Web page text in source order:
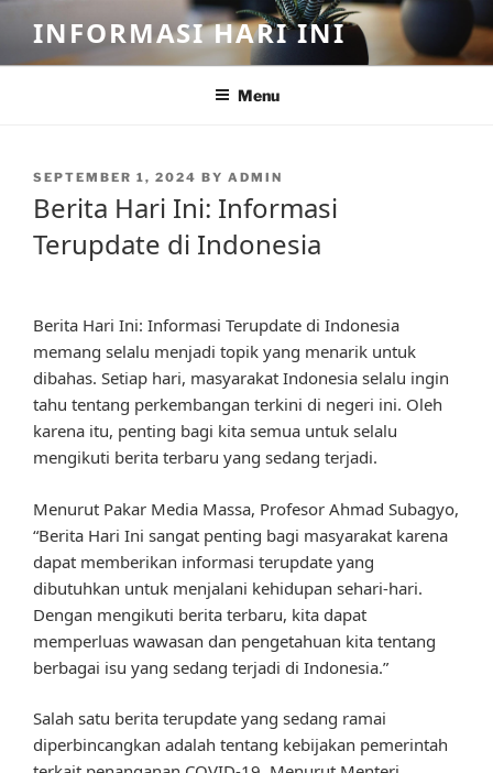
content
INFORMASI HARI INI
Menu
POSTED
SEPTEMBER 1, 2024 BY ADMIN
Berita Hari Ini: Informasi
Terupdate di Indonesia
Berita Hari Ini: Informasi Terupdate di Indonesia
memang selalu menjadi topik yang menarik untuk
dibahas. Setiap hari, masyarakat Indonesia selalu ingin
tahu tentang perkembangan terkini di negeri ini. Oleh
karena itu, penting bagi kita semua untuk selalu
mengikuti berita terbaru yang sedang terjadi.
Menurut Pakar Media Massa, Profesor Ahmad Subagyo,
“Berita Hari Ini sangat penting bagi masyarakat karena
dapat memberikan informasi terupdate yang
dibutuhkan untuk menjalani kehidupan sehari-hari.
Dengan mengikuti berita terbaru, kita dapat
memperluas wawasan dan pengetahuan kita tentang
berbagai isu yang sedang terjadi di Indonesia.”
Salah satu berita terupdate yang sedang ramai
diperbincangkan adalah tentang kebijakan pemerintah